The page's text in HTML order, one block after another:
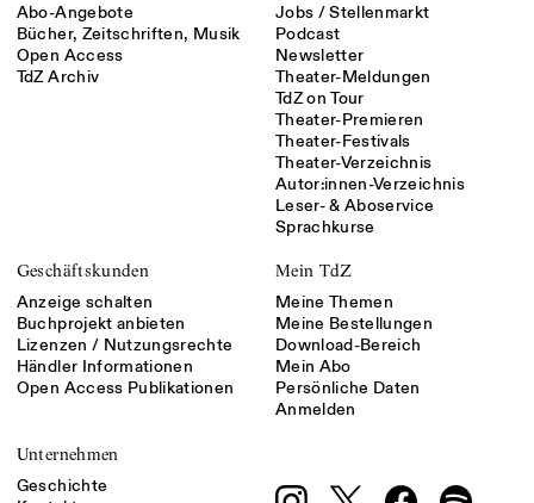
Abo-Angebote
Bücher, Zeitschriften, Musik
Open Access
TdZ Archiv
Jobs / Stellenmarkt
Podcast
Newsletter
Theater-Meldungen
TdZ on Tour
Theater-Premieren
Theater-Festivals
Theater-Verzeichnis
Autor:innen-Verzeichnis
Leser- & Aboservice
Sprachkurse
Geschäftskunden
Anzeige schalten
Buchprojekt anbieten
Lizenzen / Nutzungsrechte
Händler Informationen
Open Access Publikationen
Mein TdZ
Meine Themen
Meine Bestellungen
Download-Bereich
Mein Abo
Persönliche Daten
Anmelden
Unternehmen
Geschichte